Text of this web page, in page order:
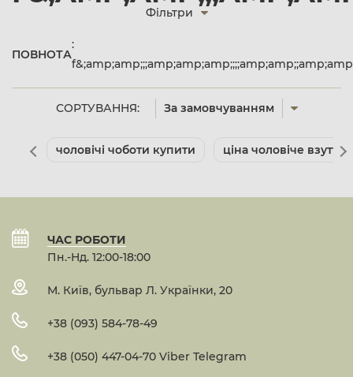
СОРТУВАННЯ: За замовчуванням
Фільтри
ПОВНОТА
:
чоловічі чоботи купити ціна чоловіче взуття
ЧАС РОБОТИ
Пн.-Нд. 12:00-18:00
М. Київ, бульвар Л. Українки, 20
+38 (093) 584-78-49
+38 (050) 447-04-70 Viber Telegram